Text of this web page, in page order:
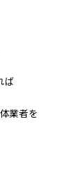
ば
業者を